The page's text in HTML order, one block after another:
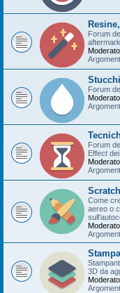
Forum
Forum
Forum
Effect dei
Come
aereo o
3D da